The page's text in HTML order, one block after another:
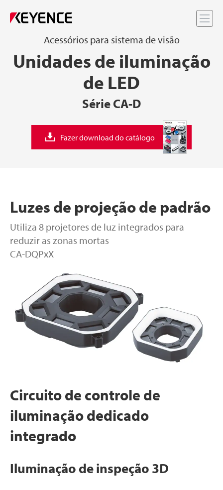
Unidades de iluminação
de LED
Acessórios para sistema de visão
Série CA-D
Fazer download do catálogo
Luzes de projeção de padrão
Utiliza 8 projetores de luz integrados para
reduzir as zonas mortas
CA-DQPxX
Circuito de controle de
iluminação dedicado
integrado
Iluminação de inspeção 3D